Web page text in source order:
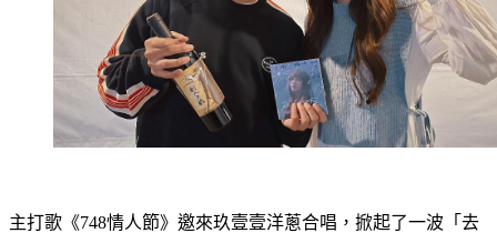
主打歌《748情人節》邀來玖壹壹洋蔥合唱，掀起了一波「去